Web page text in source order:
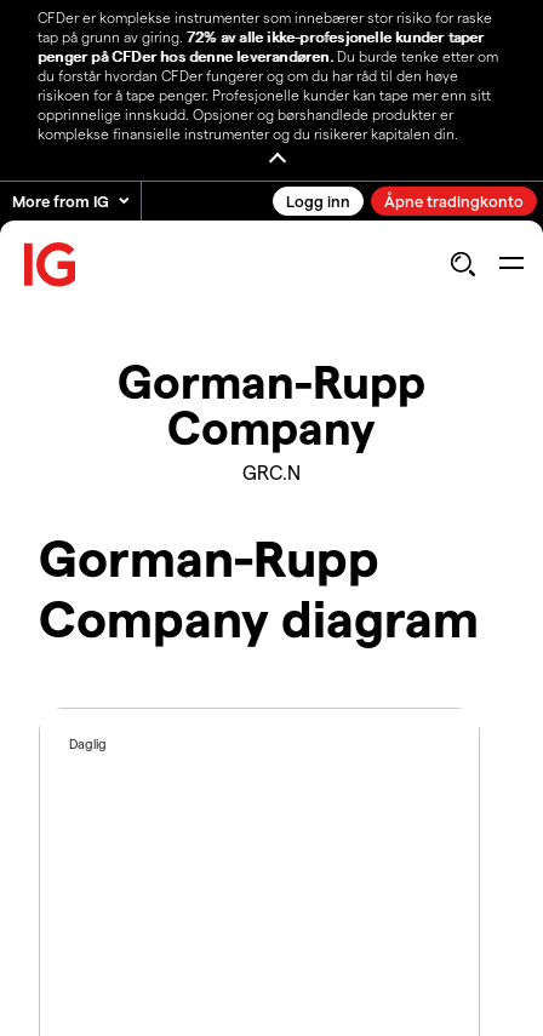
CFDer er komplekse instrumenter som innebærer stor risiko for raske
tap på grunn av giring. 72% av alle ikke-profesjonelle kunder taper
penger på CFDer hos denne leverandøren.Du burde tenke etter om
du forstår hvordan CFDer fungerer og om du har råd til den høye
risikoen for å tape penger. Profesjonelle kunder kan tape mer enn sitt
opprinnelige innskudd. Opsjoner og børshandlede produkter er
komplekse finansielle instrumenter og du risikerer kapitalen din.
More from IG Logg inn Åpne tradingkonto
Gorman-Rupp
Company
GRC.N
Gorman-Rupp
Company diagram
Daglig